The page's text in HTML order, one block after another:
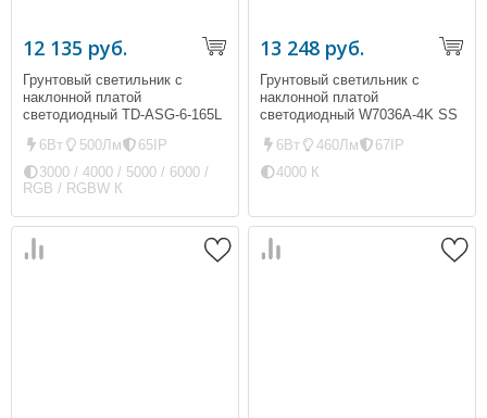
12 135 руб.
Грунтовый светильник с
наклонной платой
светодиодный TD-ASG-6-165L
6Вт
500Лм
65IP
3000 / 4000 / 5000 / 6000 /
RGB / RGBW К
13 248 руб.
Грунтовый светильник с
наклонной платой
светодиодный W7036A-4K SS
6Вт
460Лм
67IP
4000 К